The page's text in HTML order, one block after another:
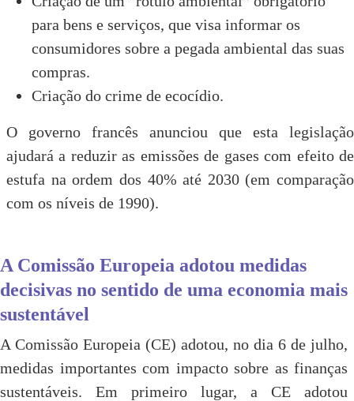
para bens e serviços, que visa informar os
consumidores sobre a pegada ambiental das suas
compras.
Criação do crime de ecocídio.
O governo francês anunciou que esta legislação
ajudará a reduzir as emissões de gases com efeito de
estufa na ordem dos 40% até 2030 (em comparação
com os níveis de 1990).
A Comissão Europeia adotou medidas
decisivas no sentido de uma economia mais
sustentável
A Comissão Europeia (CE) adotou, no dia 6 de julho,
medidas importantes com impacto sobre as finanças
sustentáveis. Em primeiro lugar, a CE adotou